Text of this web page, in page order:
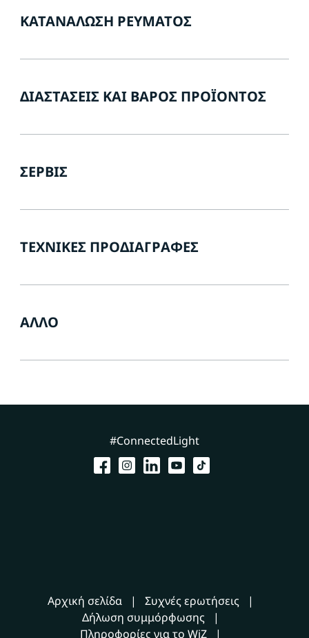
ΚΑΤΑΝΆΛΩΣΗ ΡΕΎΜΑΤΟΣ
ΔΙΑΣΤΆΣΕΙΣ ΚΑΙ ΒΆΡΟΣ ΠΡΟΪΌΝΤΟΣ
ΣΈΡΒΙΣ
ΤΕΧΝΙΚΈΣ ΠΡΟΔΙΑΓΡΑΦΈΣ
ΆΛΛΟ
#ConnectedLight
Αρχική σελίδα
Συχνές ερωτήσεις
Δήλωση συμμόρφωσης
Πληροφορίες για το WiZ